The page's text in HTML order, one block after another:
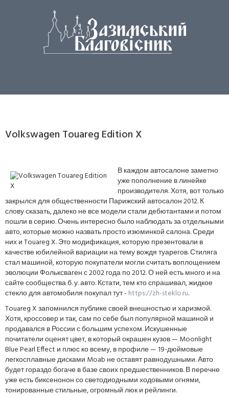
Volkswagen Touareg Edition X
В каждом автосалоне заметно
уже пополнение в линейке
производителя. Хотя, вот только
закрылся для общественности Парижский автосалон 2012. К
слову сказать, далеко не все модели стали дебютантами и потом
пошли в серию. Очень интересно было наблюдать за отдельными
авто, которые можно назвать просто изюминкой салона. Среди
них и Touareg X. Это модификация, которую презентовали в
качестве юбилейной вариации на тему вождя туарегов. Стиляга
стал машиной, которую покупатели могли считать воплощением
эволюции Фольксваген с 2002 года по 2012. О ней есть много и на
сайте сообщества б. у. авто. Кстати, тем кто спрашивал, жидкое
стекло для автомобиля покупал тут - https://zh-steklo.ru.
Touareg X запомнился публике своей внешностью и харизмой.
Хотя, кроссовер и так, сам по себе был популярной машиной и
продавался в России с большим успехом. Искушенные
почитатели оценят цвет, в который окрашен кузов — Moonlight
Blue Pearl Effect и плюс ко всему, в профиле — 19-дюймовые
легкосплавные дисками Moab не оставят равнодушными. Авто
будет гораздо богаче в базе своих предшественников. В перечне
уже есть биксенонон со светодиодными ходовыми огнями,
тонированные стильные, огромный люк и рейлинги.